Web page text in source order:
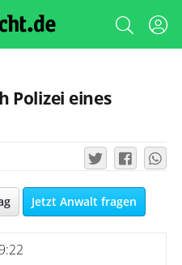
Polizei eines
Jetzt Anwalt fragen